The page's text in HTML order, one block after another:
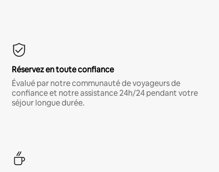
Réservez en toute confiance
Évalué par notre communauté de voyageurs de
confiance et notre assistance 24h/24 pendant votre
séjour longue durée.